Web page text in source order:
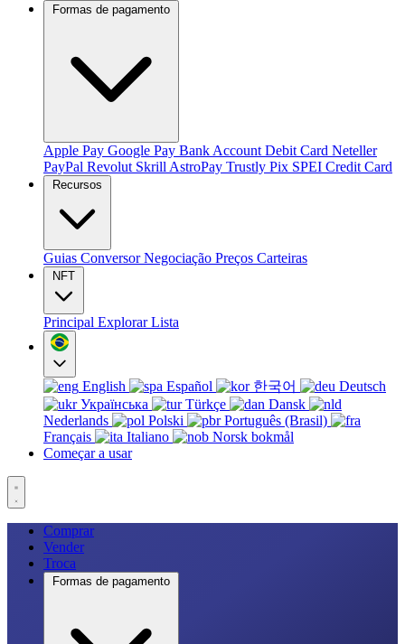
Formas de pagamento
Apple Pay Google Pay Bank Account Debit Card Neteller
PayPal Revolut Skrill AstroPay Trustly Pix SPEI Credit Card
Recursos
Guias ConversorNegociação Preços Carteiras
NFT
Principal ExplorarLista
English Español 한국어
Deutsch
Українська
Türkçe
Dansk
Nederlands
Polski
Português (Brasil)
Français
Italiano
Norsk bokmål
Começar a usar
Comprar
Vender
Troca
Formas de pagamento